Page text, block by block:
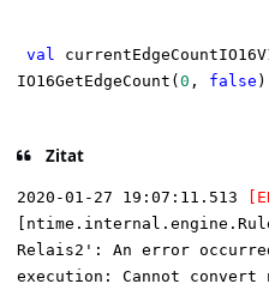
val
IO16GetEdgeCount( 0 , false
Zitat
2020-01-27 19:07:11.513
Relais2': An error
execution: Cannot